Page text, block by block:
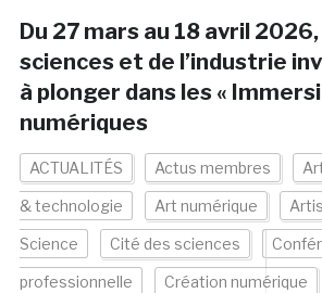
Du 27 mars au 18 avril
sciences et de l’industrie
à plonger dans les «
numériques
ACTUALITÉS Actus membres
& technologie Art numérique
Science Cité des sciences
professionnelle Création numérique